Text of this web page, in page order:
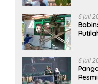
6 Juli
6 Juli